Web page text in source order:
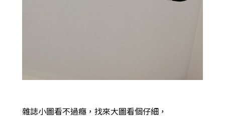
雜誌小圖看不過癮，找來大圖看個仔細，